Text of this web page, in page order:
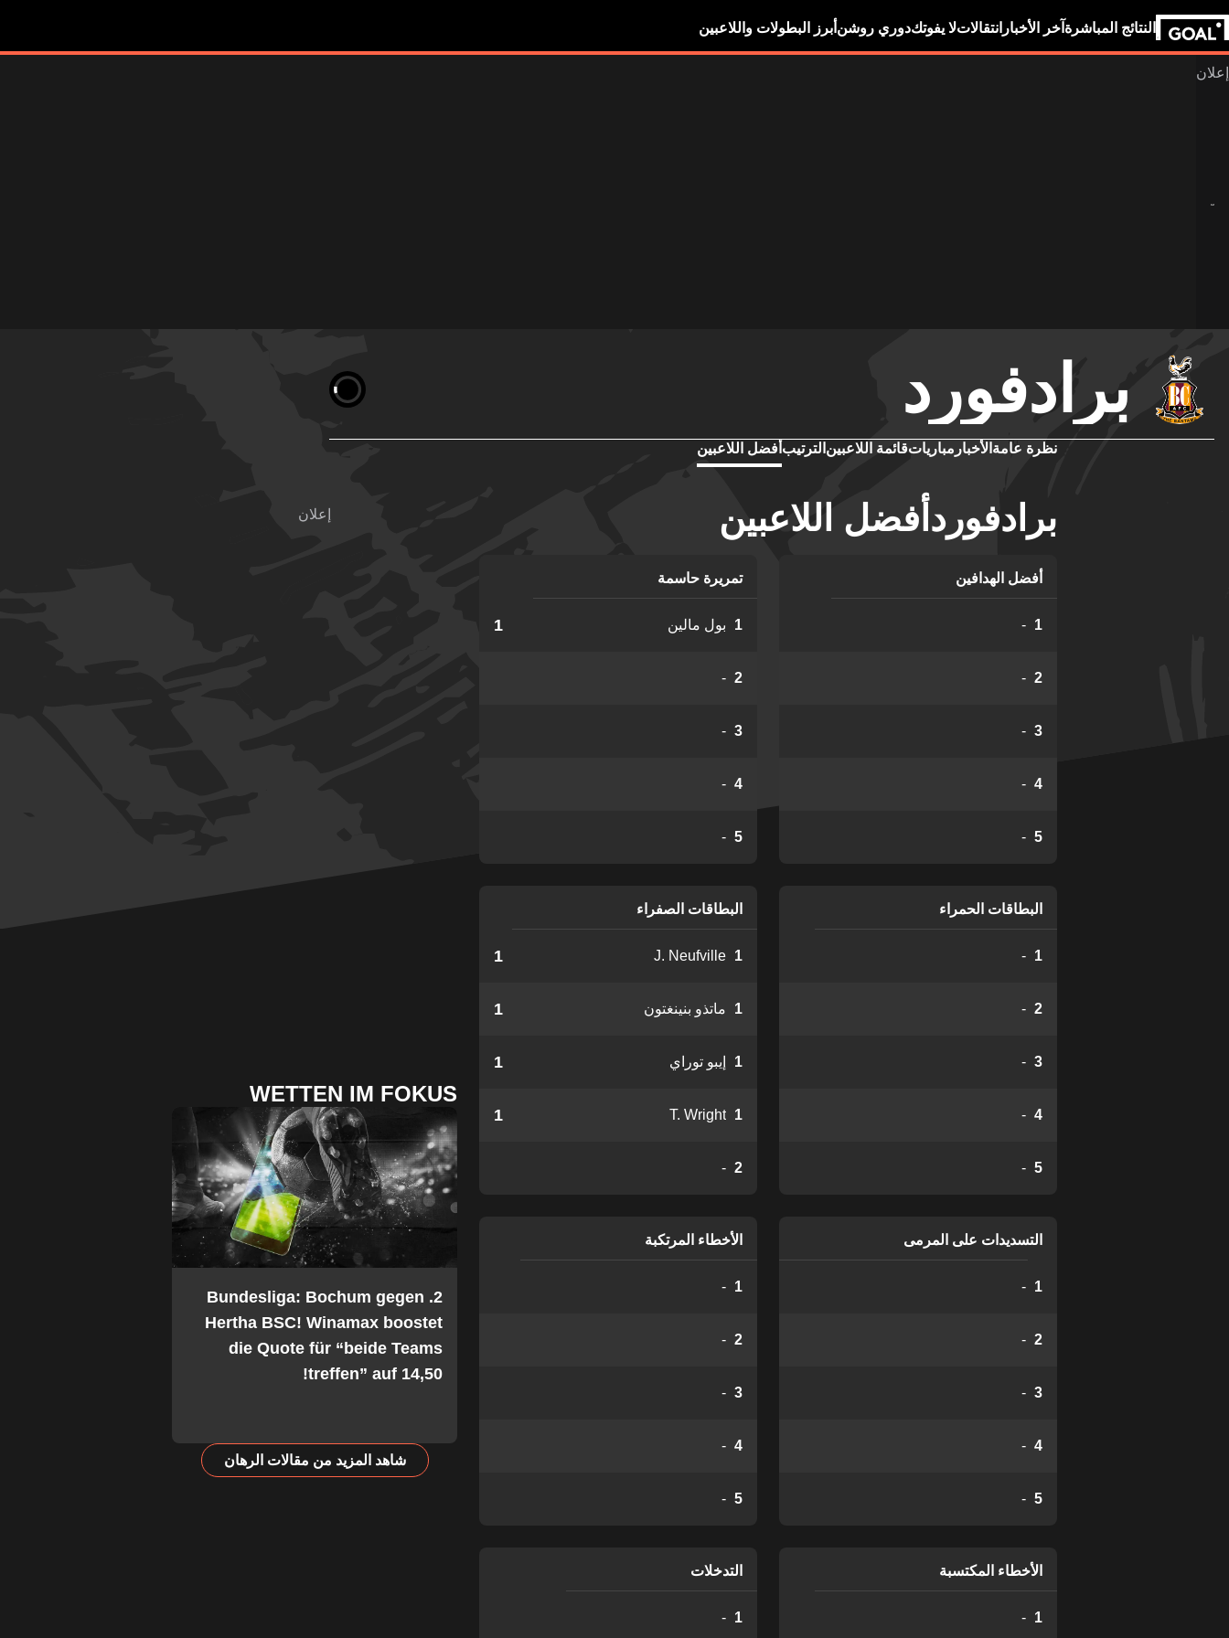
النتائج المباشرة آخر الأخبار انتقالاتلا يفوتكدوري روشن أبرز البطولات واللاعبين
برادفورد
نظرة عامة الأخبار مبارياتقائمة اللاعبين الترتيب أفضل اللاعبين
برادفوردأفضل اللاعبين
أفضل الهدافين
1
-
2
-
3
-
4
-
5
-
تمريرة حاسمة
1 بول مالين 1
2
-
3
-
4
-
5
-
البطاقات الحمراء
1
-
2
-
3
-
4
-
5
-
البطاقات الصفراء
1
J. Neufville
1
1 ماتذو بنينغتون 1
1 إيبو توراي 1
1
T. Wright
1
2
-
التسديدات على المرمى
1
-
2
-
3
-
4
-
5
-
الأخطاء المرتكبة
1
-
2
-
3
-
4
-
5
-
الأخطاء المكتسبة
1
-
التدخلات
1
-
WETTEN IM FOKUS
2. Bundesliga: Bochum gegen
Hertha BSC! Winamax boostet
die Quote für “beide Teams
treffen” auf 14,50!
شاهد المزيد من مقالات الرهان